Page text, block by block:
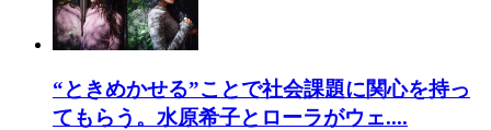
“ときめかせる”ことで社会課題に関心を持っ
てもらう。水原希子とローラがウェ....